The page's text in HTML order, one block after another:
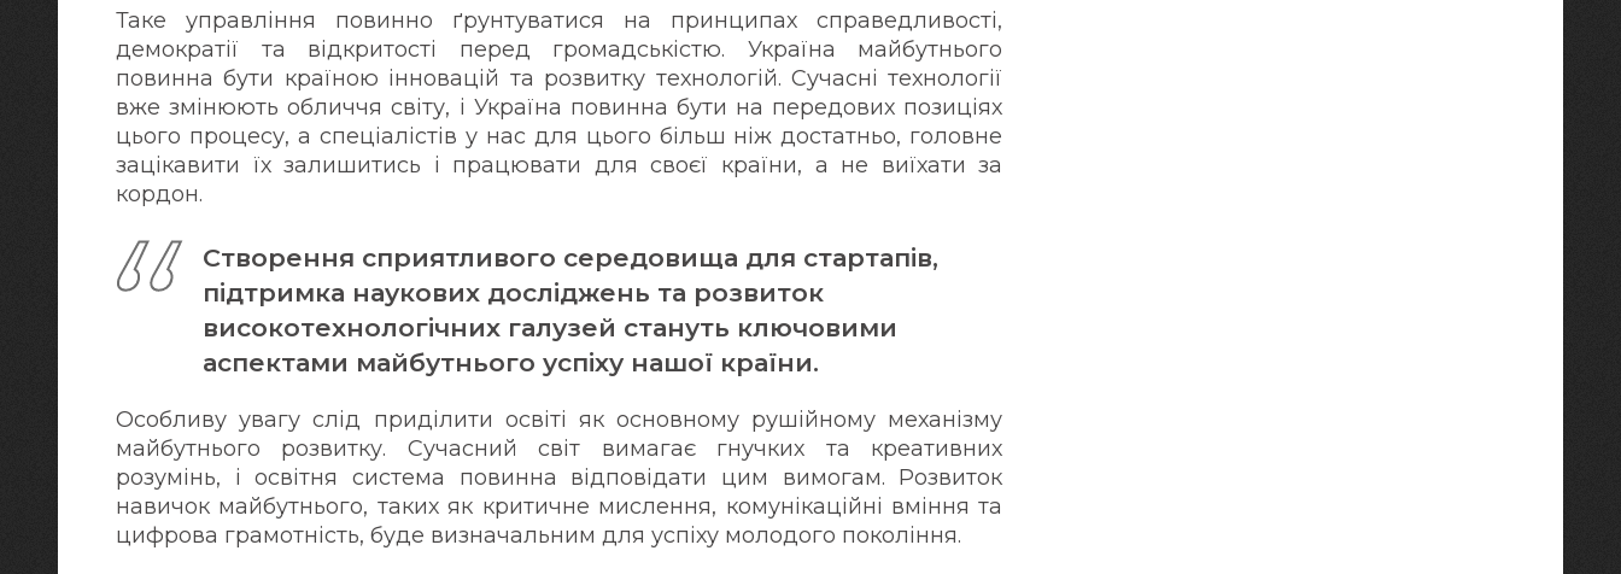
Таке управління повинно ґрунтуватися на принципах справедливості,
демократії та відкритості перед громадськістю. Україна майбутнього
повинна бути країною інновацій та розвитку технологій. Сучасні технології
вже змінюють обличчя світу, і Україна повинна бути на передових позиціях
цього процесу, а спеціалістів у нас для цього більш ніж достатньо, головне
зацікавити їх залишитись і працювати для своєї країни, а не виїхати за
кордон.
Створення сприятливого середовища для стартапів,
підтримка наукових досліджень та розвиток
високотехнологічних галузей стануть ключовими
аспектами майбутнього успіху нашої країни.
Особливу увагу слід приділити освіті як основному рушійному механізму
майбутнього розвитку. Сучасний світ вимагає гнучких та креативних
розумінь, і освітня система повинна відповідати цим вимогам. Розвиток
навичок майбутнього, таких як критичне мислення, комунікаційні вміння та
цифрова грамотність, буде визначальним для успіху молодого покоління.